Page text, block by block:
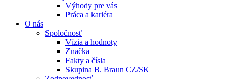
Výhody pre vás
Práca a kariéra
O nás
Spoločnosť
Vízia a hodnoty
Značka
Fakty a čísla
Skupina B. Braun CZ/SK